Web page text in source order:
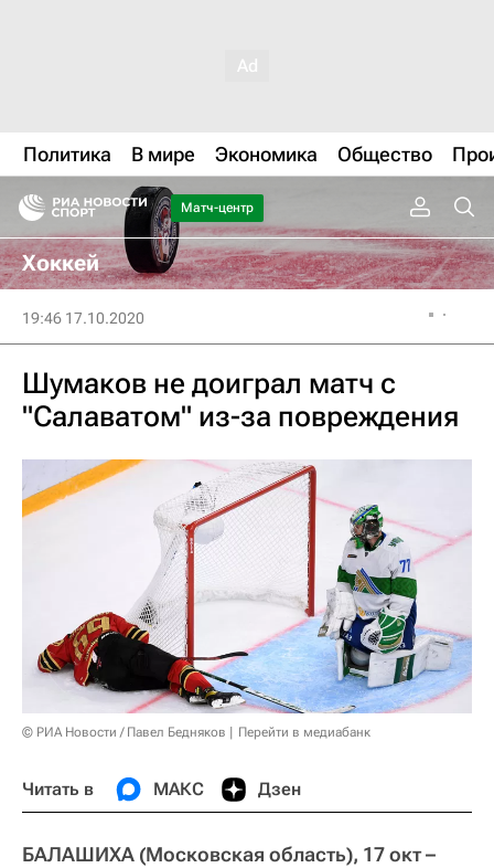
Политика В мире Экономика Общество
Матч-центр
Хоккей
19:46 17.10.2020
Шумаков не доиграл матч с
"Салаватом" из-за повреждения
© РИА Новости / Павел Бедняков Перейти в медиабанк
Читать в МАКС Дзен
БАЛАШИХА (Московская область), 17 окт –